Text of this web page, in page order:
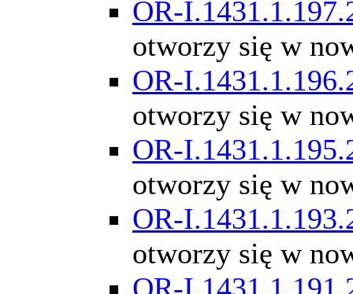
OR-
otworzy się w
OR-
otworzy się w
OR-
otworzy się w
OR-
otworzy się w